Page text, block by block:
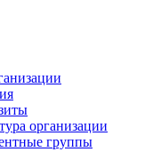
организации
группы